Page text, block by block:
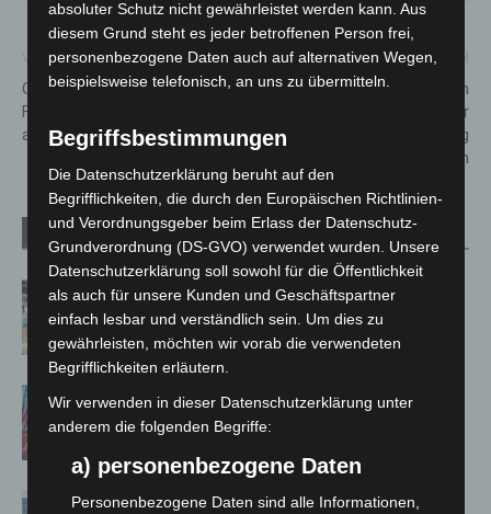
Vorheriger Artikel
Gießwasser auf städtischen
Friedhöfen wird zum Winter
abgestellt
Nächster Artikel
Wasserwelt Langenhagen
wegen Problemen mit der
Wasserversorgung
vorübergehend geschlossen
Verwandte Artikel
Kunst trifft Weingenuss: Barbara-
Susann Mehring zeigt ihre Werke im
Jacques’ Wein-Depot Isernhagen
A2: Zweite Turbobaustelle startet
zwischen Hannover-West und
Niedersachsen: Feuerwehrkräfte
absoluter Schutz nicht gewährleistet werden kann. Aus
diesem Grund steht es jeder betroffenen Person frei,
personenbezogene Daten auch auf alternativen Wegen,
beispielsweise telefonisch, an uns zu übermitteln.
Begriffsbestimmungen
Die Datenschutzerklärung beruht auf den
Begrifflichkeiten, die durch den Europäischen Richtlinien-
und Verordnungsgeber beim Erlass der Datenschutz-
Grundverordnung (DS-GVO) verwendet wurden. Unsere
Datenschutzerklärung soll sowohl für die Öffentlichkeit
als auch für unsere Kunden und Geschäftspartner
einfach lesbar und verständlich sein. Um dies zu
gewährleisten, möchten wir vorab die verwendeten
Begrifflichkeiten erläutern.
Wir verwenden in dieser Datenschutzerklärung unter
anderem die folgenden Begriffe:
a) personenbezogene Daten
Personenbezogene Daten sind alle Informationen,